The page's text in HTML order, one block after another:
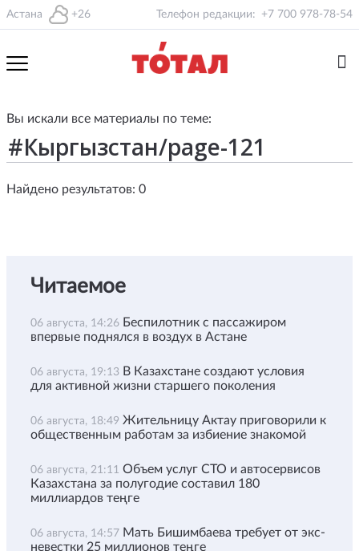
Астана +26 Телефон редакции: +7 700 978-78-54
Вы искали все материалы по теме:
Найдено результатов: 0
Читаемое
06 августа, 14:26 Беспилотник с пассажиром
впервые поднялся в воздух в Астане
06 августа, 19:13 В Казахстане создают условия
для активной жизни старшего поколения
06 августа, 18:49 Жительницу Актау приговорили к
общественным работам за избиение знакомой
06 августа, 21:11 Объем услуг СТО и автосервисов
Казахстана за полугодие составил 180
миллиардов теңге
06 августа, 14:57 Мать Бишимбаева требует от экс-
невестки 25 миллионов теңге